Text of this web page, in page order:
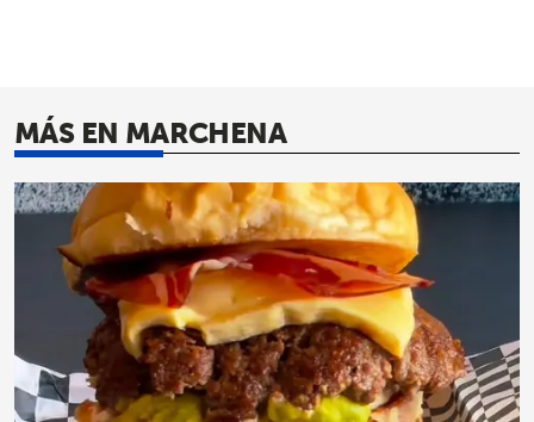
MÁS EN MARCHENA